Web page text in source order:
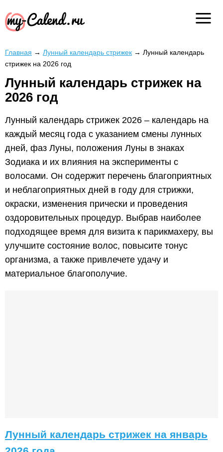
Главная → Лунный календарь стрижек → Лунный календарь
стрижек на 2026 год
Лунный календарь стрижек на
2026 год
Лунный календарь стрижек 2026 – календарь на
каждый месяц года с указанием смены лунных
дней, фаз Луны, положения Луны в знаках
Зодиака и их влияния на эксперименты с
волосами. Он содержит перечень благоприятных
и неблагоприятных дней в году для стрижки,
окраски, изменения прически и проведения
оздоровительных процедур. Выбрав наиболее
подходящее время для визита к парикмахеру, вы
улучшите состояние волос, повысите тонус
организма, а также привлечете удачу и
материальное благополучие.
Лунный календарь стрижек на январь